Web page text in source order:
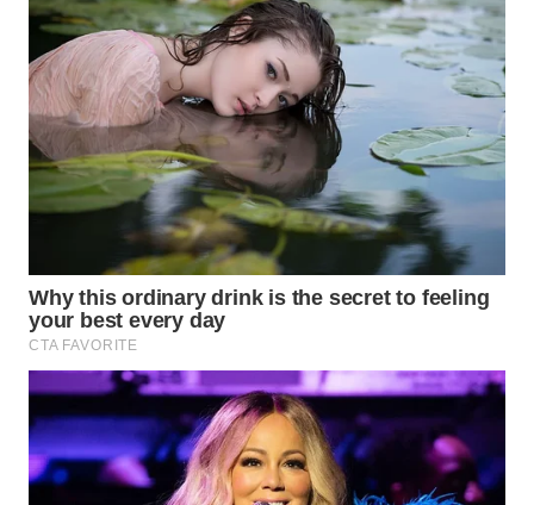
SIMALUNGUN
WN
LABUHANBATU
WN
TAPANULI
TENGAH
WN DELI
SERDANG
TEBING
TINGGI
WN